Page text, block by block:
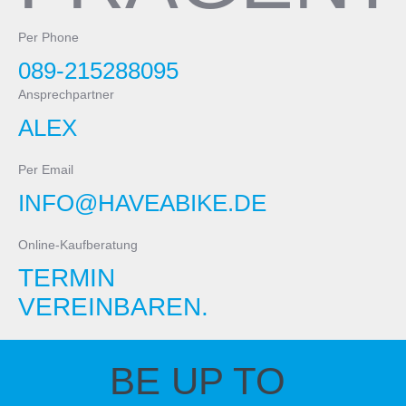
Per Phone
089-215288095
Ansprechpartner
ALEX
Per Email
INFO@HAVEABIKE.DE
Online-Kaufberatung
TERMIN
VEREINBAREN.
BE UP TO